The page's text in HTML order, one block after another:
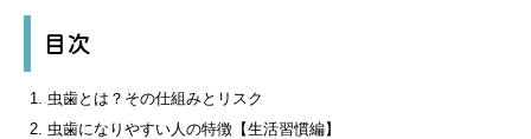
目次
虫歯とは？その仕組みとリスク
虫歯になりやすい人の特徴【生活習慣編】